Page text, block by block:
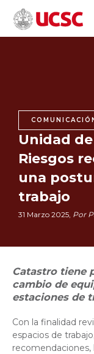
Unidad
Riesgos
una
trabajo
31 Marzo 2025, Por
Catastro tiene
cambio de
estaciones de
Con la finalidad
espacios de
recomendaciones,